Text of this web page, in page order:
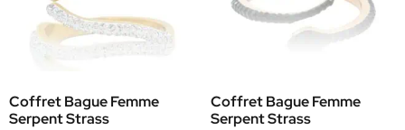
Coffret Bague Femme
Serpent Strass
Coffret Bague Femme
Serpent Strass